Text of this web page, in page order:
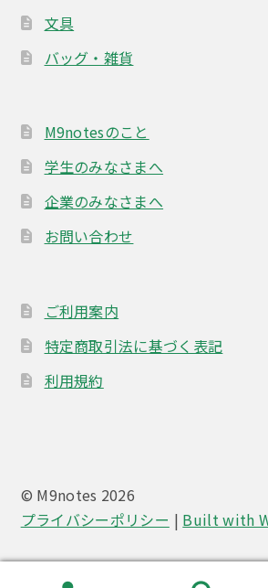
文具
バッグ・雑貨
M9notesのこと
学生のみなさまへ
企業のみなさまへ
お問い合わせ
ご利用案内
特定商取引法に基づく表記
利用規約
© M9notes 2026
プライバシーポリシー
Built with